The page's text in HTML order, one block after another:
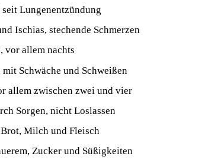
Lungenentzündung
Ischias, stechende Schmerzen
vor allem nachts
Schwäche und Schweißen
allem zwischen zwei und vier
Sorgen, nicht Loslassen
Milch und Fleisch
Zucker und Süßigkeiten